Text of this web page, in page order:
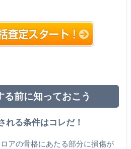
る前に知っておこう
れる条件はコレだ！
アの骨格にあたる部分に損傷が